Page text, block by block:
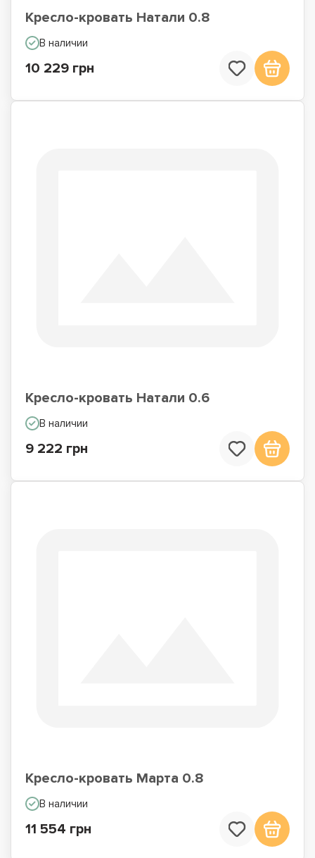
Кресло-кровать Натали 0.8
В наличии
10 229 грн
Кресло-кровать Натали 0.6
В наличии
9 222 грн
Кресло-кровать Марта 0.8
В наличии
11 554 грн